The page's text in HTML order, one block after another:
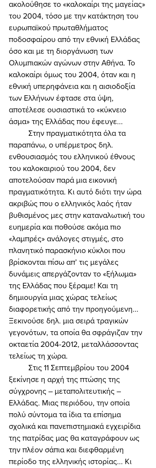
ακολούθησε το «καλοκαίρι της μαγείας»
του 2004, τόσο με την κατάκτηση του
ευρωπαϊκού πρωταθλήματος
ποδοσφαίρου από την εθνική Ελλάδας
όσο και με τη διοργάνωση των
Ολυμπιακών αγώνων στην Αθήνα. Το
καλοκαίρι όμως του 2004, όταν και η
εθνική υπερηφάνεια και η αισιοδοξία
των Ελλήνων έφτασε στα ύψη,
αποτέλεσε ουσιαστικά το «κύκνειο
άσμα» της Ελλάδας που έφευγε...
παραπάνω, ο υπέρμετρος δηλ.
ενθουσιασμός του ελληνικού έθνους
του καλοκαιριού του 2004, δεν
αποτελούσαν παρά μια εικονική
πραγματικότητα. Κι αυτό διότι την ώρα
ακριβώς που ο ελληνικός λαός ήταν
βυθισμένος μες στην καταναλωτική του
ευημερία και ποθούσε ακόμα πιο
«λαμπρές» ανάλογες στιγμές, στο
πλανητικό παρασκήνιο κύκλοι που
βρίσκονται πίσω απ’ τις μεγάλες
δυνάμεις απεργάζονταν το «ξήλωμα»
της Ελλάδας που ξέραμε! Και τη
δημιουργία μιας χώρας τελείως
διαφορετικής από την προηγούμενη...
Ξεκινούσε δηλ. μια σειρά τραγικών
γεγονότων, τα οποία θα σφράγιζαν την
οκταετία 2004-2012, μεταλλάσσοντας
τελείως τη χώρα.
ξεκίνησε η αρχή της πτώσης της
σύγχρονης – μεταπολιτευτικής –
Ελλάδας. Μιας περιόδου, την οποία
πολύ σύντομα τα ίδια τα επίσημα
σχολικά και πανεπιστημιακά εγχειρίδια
της πατρίδας μας θα καταγράφουν ως
την πλέον σάπια και διεφθαρμένη
περίοδο της ελληνικής ιστορίας... Κι